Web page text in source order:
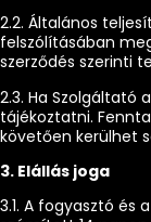
2.2. Általános
felszólításában
szerződés szerinti
2.3. Ha
tájékoztatni.
követően kerülhet
3. Elállás joga
3.1. A fogyasztó és